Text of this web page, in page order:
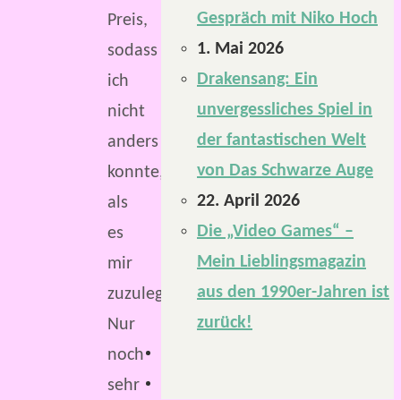
Preis,
sodass
ich
nicht
anders
konnte,
als
es
mir
zuzulegen.
Nur
noch
sehr
Gespräch mit Niko Hoch
1. Mai 2026
Drakensang: Ein
unvergessliches Spiel in
der fantastischen Welt
von Das Schwarze Auge
22. April 2026
Die „Video Games“ –
Mein Lieblingsmagazin
aus den 1990er-Jahren ist
zurück!